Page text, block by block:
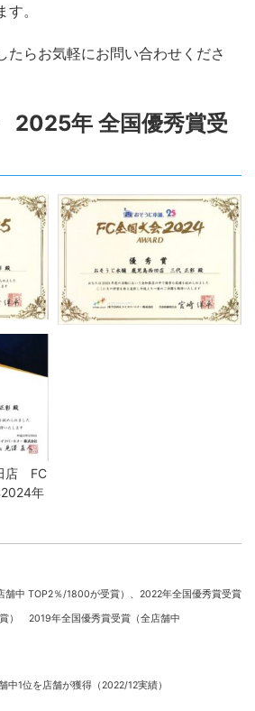
。
たらお気軽にお問い合わせくださ
2025年 全国優秀賞受
店 FC
年
中 TOP2％/1800が受賞）、 2022年全国優秀賞受賞
） 2019年全国優秀賞受賞（全店舗中
1位を店舗が獲得（2022/12実績）